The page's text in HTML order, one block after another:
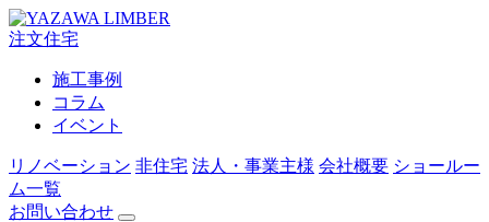
注文住宅
施工事例
コラム
イベント
リノベーション 非住宅 法人・事業主様 会社概要 ショールー
ム一覧
お問い合わせ